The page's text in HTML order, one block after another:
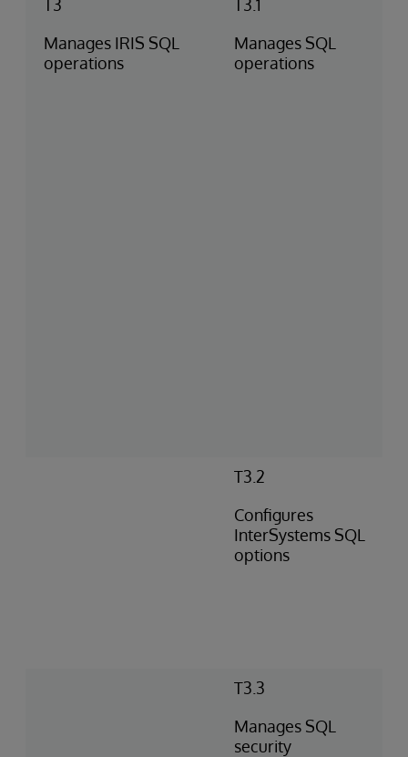
T3
Manages IRIS SQL
operations
T3.1
Manages SQL
operations
T3.2
Configures
InterSystems SQL
options
T3.3
Manages SQL
security